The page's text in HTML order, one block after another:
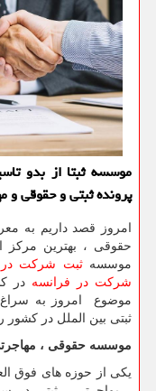
پرونده ثبتی و حقوقی و
امروز قصد داریم به
حقوقی ، بهترین مرکز
موسسهثبت شرکت در
شرکت در فرانسه در
موضوع امروز به سراغ
ثبتی بین الملل در کشور
موسسه حقوقی ،
یکی از حوزه های فوق